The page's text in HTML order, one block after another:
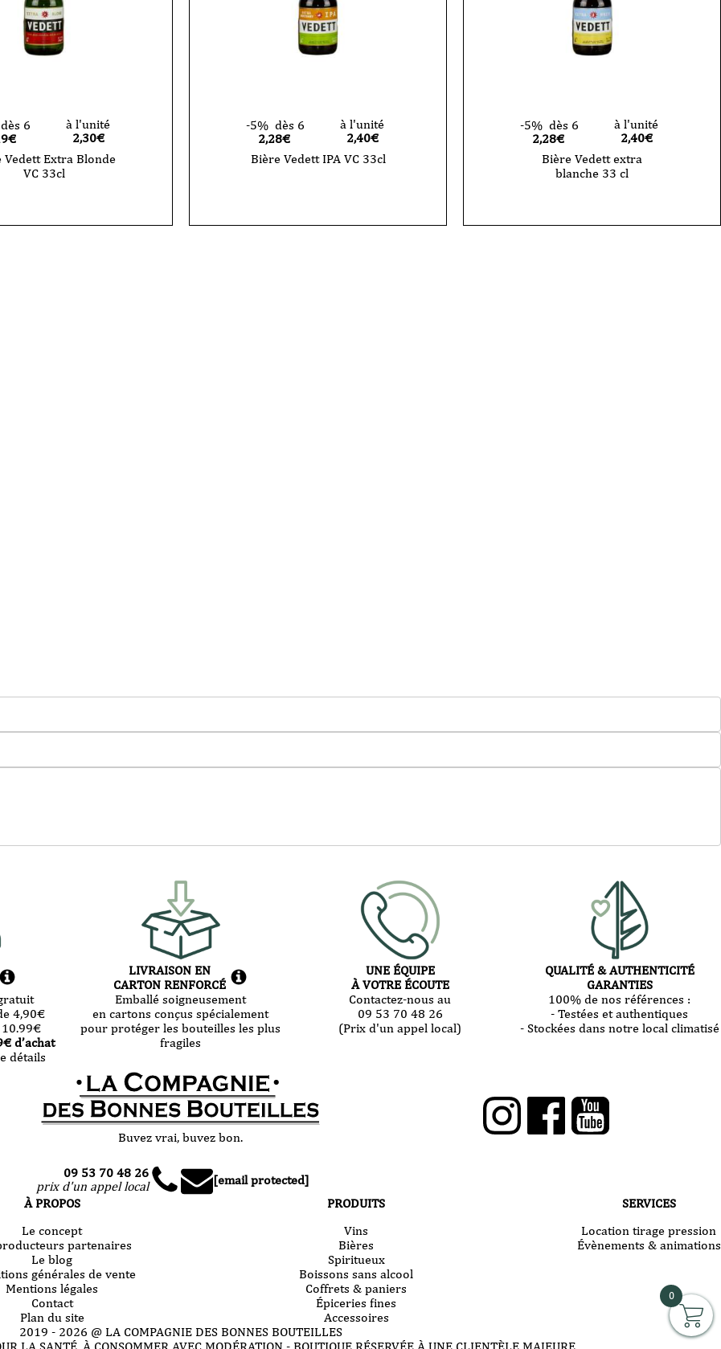
dès 6
à l'unité
2,30€
Vedett Extra Blonde
VC 33cl
-5% dès 6
2,28€
à l'unité
2,40€
Bière Vedett IPA VC 33cl
-5% dès 6
2,28€
à l'unité
2,40€
Bière Vedett extra
blanche 33 cl
4,90€
€
€ d’achat
détails
LIVRAISON EN
CARTON RENFORCÉ
Emballé soigneusement
en cartons conçus spécialement
pour protéger les bouteilles les plus
fragiles
UNE ÉQUIPE
À VOTRE ÉCOUTE
Contactez-nous au
09 53 70 48 26
(Prix d'un appel local)
QUALITÉ & AUTHENTICITÉ
GARANTIES
100% de nos références :
- Testées et authentiques
- Stockées dans notre local climatisé
Buvez vrai, buvez bon.
09 53 70 48 26
prix d'un appel local
[email protected]
À PROPOS
Le concept
partenaires
Le blog
générales de vente
Mentions légales
Contact
Plan du site
PRODUITS
Vins
Bières
Spiritueux
Boissons sans alcool
Coffrets & paniers
Épiceries fines
Accessoires
SERVICES
Location tirage pression
Évènements & animations
2019 - 2026 @ LA COMPAGNIE DES BONNES BOUTEILLES
0